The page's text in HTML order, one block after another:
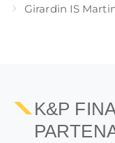
Girardin IS
K&P